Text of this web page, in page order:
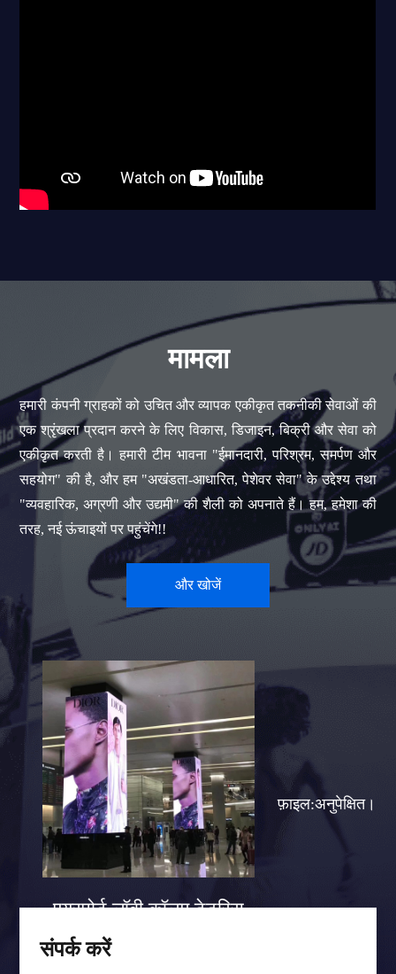
मामला
हमारी कंपनी ग्राहकों को उचित और व्यापक एकीकृत तकनीकी सेवाओं की
एक श्रृंखला प्रदान करने के लिए विकास, डिजाइन, बिक्री और सेवा को
एकीकृत करती है। हमारी टीम भावना "ईमानदारी, परिश्रम, समर्पण और
सहयोग" की है, और हम "अखंडता-आधारित, पेशेवर सेवा" के उद्देश्य तथा
"व्यवहारिक, अग्रणी और उद्यमी" की शैली को अपनाते हैं। हम, हमेशा की
तरह, नई ऊंचाइयों पर पहुंचेंगे!!
और खोजें
एयरपोर्ट लॉबी कॉलम टेटरिस
फ़ाइल:अनुपेक्षित।
संपर्क करें